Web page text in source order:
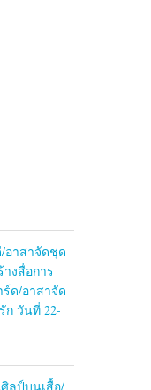
อาสาจัดชุด
งสื่อการ
ด/อาสาจัด
ก วันที่ 22-
ลป์บนเสื้อ/